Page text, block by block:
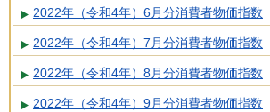
2022年（令和4年）6月分消費者物価指数
2022年（令和4年）7月分消費者物価指数
2022年（令和4年）8月分消費者物価指数
2022年（令和4年）9月分消費者物価指数